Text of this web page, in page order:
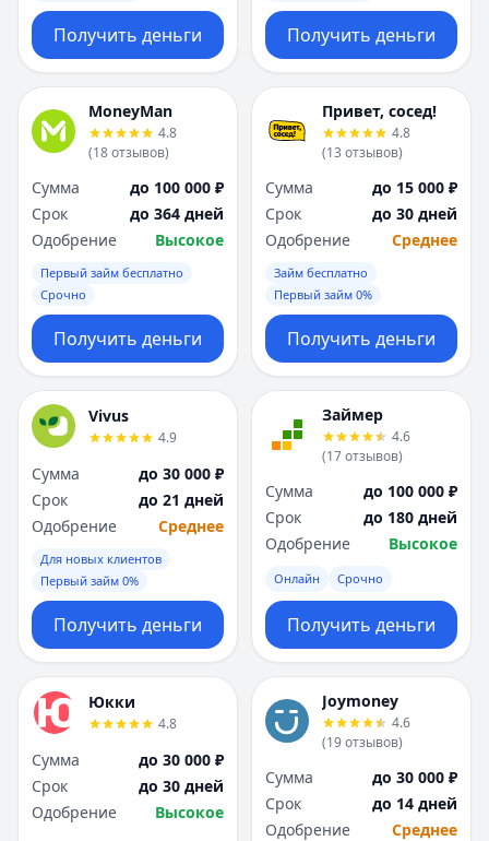
Получить деньги Получить деньги
MoneyMan
4.8
(18отзывов)
Сумма
до 100 000 ₽
Срок
до 364 дней
Одобрение
Высокое
Первый займ бесплатно
Срочно
Получить деньги
Привет, сосед!
4.8
(13 отзывов)
Сумма
до 15 000 ₽
Срок
до 30 дней
Одобрение
Среднее
Займ бесплатно
Первый займ 0%
Получить деньги
Vivus
4.9
Сумма
до 30 000 ₽
Срок
до 21 дней
Одобрение
Среднее
Для новых клиентов
Первый займ 0%
Получить деньги
Займер
4.6
(17отзывов)
Сумма
до 100 000 ₽
Срок
до 180 дней
Одобрение
Высокое
Онлайн Срочно
Получить деньги
Юкки
4.8
Сумма
до 30 000 ₽
Срок
до 30 дней
Одобрение
Высокое
Joymoney
4.6
(19отзывов)
Сумма
до 30 000 ₽
Срок
до 14 дней
Одобрение
Среднее